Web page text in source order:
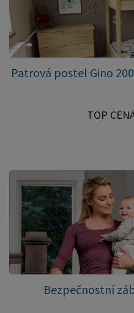
Patrová postel Gino
TOP
Bezpečnostní